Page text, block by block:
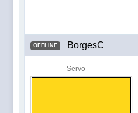
OFFLINE BorgesC
Servo